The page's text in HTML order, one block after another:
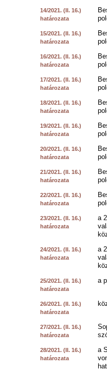
14/2021. (II. 16.)
határozata
15/2021. (II. 16.)
határozata
16/2021. (II. 16.)
határozata
17/2021. (II. 16.)
határozata
18/2021. (II. 16.)
határozata
19/2021. (II. 16.)
határozata
20/2021. (II. 16.)
határozata
21/2021. (II. 16.)
határozata
22/2021. (II. 16.)
határozata
23/2021. (II. 16.)
határozata
a
24/2021. (II. 16.)
határozata
a
25/2021. (II. 16.)
határozata
a
26/2021. (II. 16.)
határozata
27/2021. (II. 16.)
határozata
28/2021. (II. 16.)
határozata
a